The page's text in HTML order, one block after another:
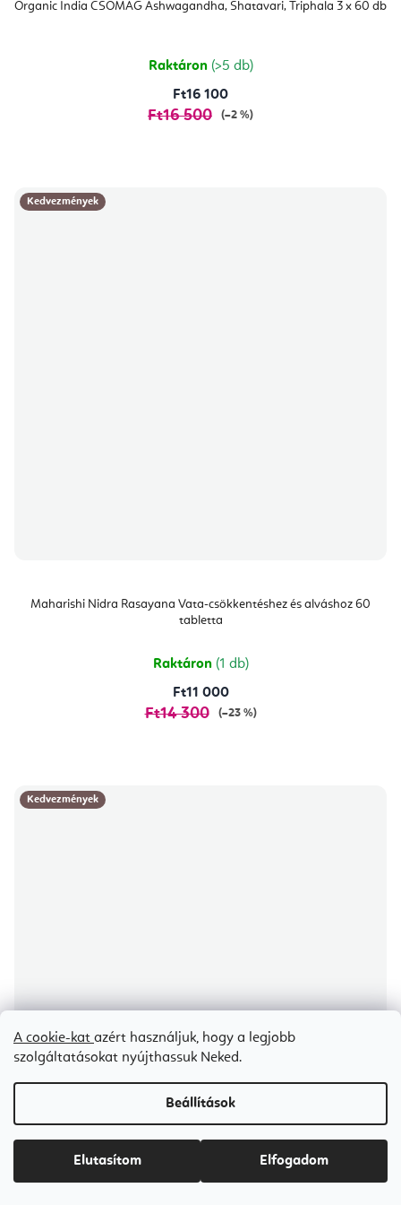
A cookie-kat azért használjuk, hogy a legjobb
szolgáltatásokat nyújthassuk Neked.
Beállítások
Elutasítom Elfogadom
Organic India CSOMAG Ashwagandha, Shatavari, Triphala 3 x 60 db
értékelése
csillag.
Raktáron (>5 db)
Ft16 100
Ft16 500 (–2 %)
Kedvezmények
Maharishi Nidra Rasayana Vata-csökkentéshez és alváshoz 60
tabletta
Raktáron (1 db)
Ft11 000
Ft14 300 (–23 %)
Kedvezmények